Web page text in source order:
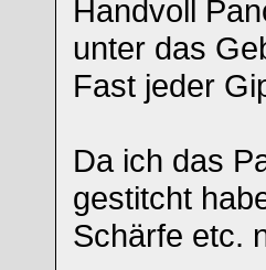
Handvoll
unter das
Fast jeder
Da ich das
gestitcht
Schärfe etc.